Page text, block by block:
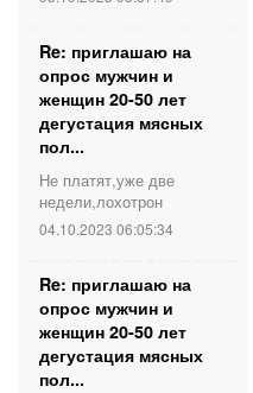
Re: приглашаю на
опрос мужчин и
женщин 20-50 лет
дегустация мясных
пол...
Не платят,уже две
недели,лохотрон
04.10.2023 06:05:34
Re: приглашаю на
опрос мужчин и
женщин 20-50 лет
дегустация мясных
пол...